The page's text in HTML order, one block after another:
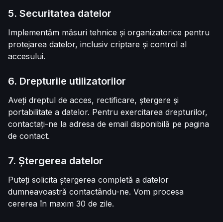
5. Securitatea datelor
Implementăm măsuri tehnice și organizatorice pentru
protejarea datelor, inclusiv criptare și control al
accesului.
6. Drepturile utilizatorilor
Aveți dreptul de acces, rectificare, ștergere și
portabilitate a datelor. Pentru exercitarea drepturilor,
contactați-ne la adresa de email disponibilă pe pagina
de contact.
7. Ștergerea datelor
Puteți solicita ștergerea completă a datelor
dumneavoastră contactându-ne. Vom procesa
cererea în maxim 30 de zile.